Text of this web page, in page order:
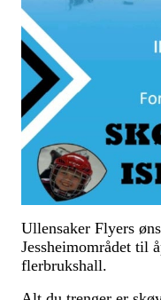
Ullensaker Flyers
Jessheimområdet til
flerbrukshall.